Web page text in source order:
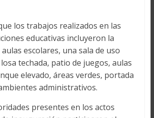
los trabajos realizados en las
educativas incluyeron la
escolares, una sala de uso
techada, patio de juegos, aulas
elevado, áreas verdes, portada
administrativos.
presentes en los actos